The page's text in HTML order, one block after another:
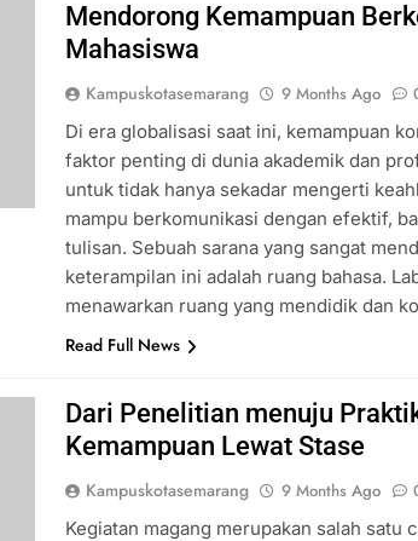
Mendorong Kemampuan
Mahasiswa
Kampuskotasemarang 9 Months Ago
Di era globalisasi saat ini, kemampuan
faktor penting di dunia akademik dan
untuk tidak hanya sekadar mengerti
mampu berkomunikasi dengan efektif,
tulisan. Sebuah sarana yang sangat
keterampilan ini adalah ruang bahasa.
menawarkan ruang yang mendidik dan
Read Full News
Dari Penelitian menuju
Kemampuan Lewat Stase
Kampuskotasemarang 9 Months Ago
Kegiatan magang merupakan salah satu